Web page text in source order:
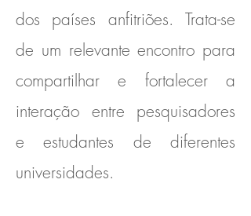
dos países anfitriões. Trata-se
de um relevante encontro para
compartilhar e fortalecer a
interação entre pesquisadores
e estudantes de diferentes
universidades.